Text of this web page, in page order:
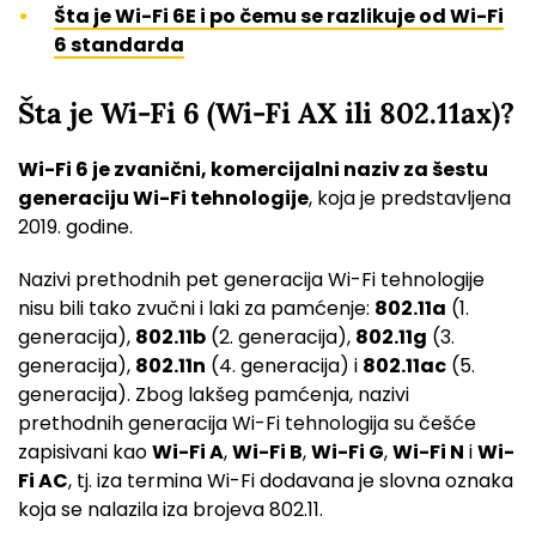
Šta je Wi-Fi 6E i po čemu se razlikuje od Wi-Fi
6 standarda
Šta je Wi-Fi 6 (Wi-Fi AX ili 802.11ax)?
Wi-Fi 6 je zvanični, komercijalni naziv za šestu
generaciju Wi-Fi tehnologije, koja je predstavljena
2019. godine.
Nazivi prethodnih pet generacija Wi-Fi tehnologije
nisu bili tako zvučni i laki za pamćenje: 802.11a (1.
generacija), 802.11b (2. generacija), 802.11g (3.
generacija), 802.11n (4. generacija) i 802.11ac (5.
generacija). Zbog lakšeg pamćenja, nazivi
prethodnih generacija Wi-Fi tehnologija su češće
zapisivani kaoWi-Fi A,Wi-Fi B,Wi-Fi G,Wi-Fi N iWi-
Fi AC, tj. iza termina Wi-Fi dodavana je slovna oznaka
koja se nalazila iza brojeva 802.11.